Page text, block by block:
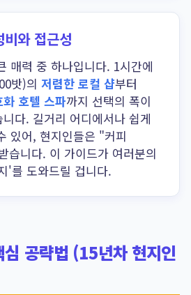
와 접근성
매력 중 하나입니다. 1시간에
밧)의 저렴한 로컬 샵부터
화 호텔 스파까지 선택의 폭이
다. 길거리 어디에서나 쉽게
있어, 현지인들은 "커피
습니다. 이 가이드가 여러분의
'를 도와드릴 겁니다.
공략법 (15년차 현지인